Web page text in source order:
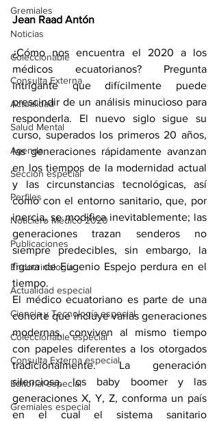
Gremiales
Noticias
Coleccionable
Consulta Externa
Actualidad
Salud Mental
Agenda
Sección especial
Perfiles
Noticiero Médico 2020
Publicaciones
Endocrinología
Actualidad especial
Ciencia y Tecnología especial
Coleccionable especial
Consulta Externa especial
Editorial especial
Gremiales especial
Jean Raad Antón
¿Cómo nos encuentra el 2020 a los
médicos ecuatorianos? Pregunta
intrigante que difícilmente puede
prescindir de un análisis minucioso para
responderla. El nuevo siglo sigue su
curso, superados los primeros 20 años,
las generaciones rápidamente avanzan
en los tiempos de la modernidad actual
y las circunstancias tecnológicas, así
como con el entorno sanitario, que, por
inercia, se modifica inevitablemente; las
generaciones trazan senderos no
siempre predecibles, sin embargo, la
figura de Eugenio Espejo perdura en el
tiempo.
El médico ecuatoriano es parte de una
cohorte que incluye varias generaciones
modernas, conviven al mismo tiempo
con papeles diferentes a los otorgados
tradicionalmente. La generación
silenciosa, los baby boomer y las
generaciones X, Y, Z, conforma un país
en el cual el sistema sanitario